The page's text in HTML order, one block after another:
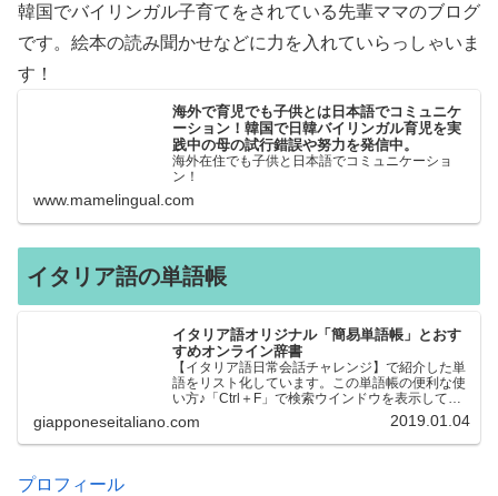
韓国でバイリンガル子育てをされている先輩ママのブログ
です。絵本の読み聞かせなどに力を入れていらっしゃいま
す！
海外で育児でも子供とは日本語でコミュニケ
ーション！韓国で日韓バイリンガル育児を実
践中の母の試行錯誤や努力を発信中。
海外在住でも子供と日本語でコミュニケーショ
ン！
www.mamelingual.com
イタリア語の単語帳
イタリア語オリジナル「簡易単語帳」とおす
すめオンライン辞書
【イタリア語日常会話チャレンジ】で紹介した単
語をリスト化しています。この単語帳の便利な使
い方♪「Ctrl＋F」で検索ウインドウを表示して、
知りたい単語を探すことができます。イタリア語
→日本語、日本語→イタリア語 どちらでも検索
できるので、良…
giapponeseitaliano.com 2019.01.04
プロフィール